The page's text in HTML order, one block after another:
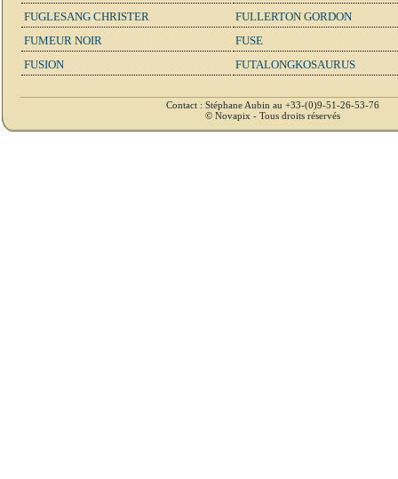
FUGLESANG CHRISTER
FULLERTON GORDON
FUMEUR NOIR
FUSE
FUSION
FUTALONGKOSAURUS
Contact : Stéphane Aubin au +33-(0)9-51-26-53-76
© Novapix - Tous droits réservés